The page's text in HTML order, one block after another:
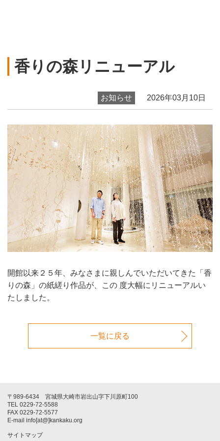
香りの森リニューアル
お知らせ 2026年03月10日
開館以来２５年、みなさまに親しんでいただいてきた「香
りの森」の紙縒り作品が、この 度大幅にリニューアルい
たしました。
一覧に戻る
〒989-6434 宮城県大崎市岩出山字下川原町100
TEL 0229-72-5588
FAX 0229-72-5577
E-mail info[at@]kankaku.org
サイトマップ